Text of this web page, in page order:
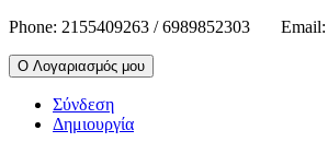
Phone: 2155409263 / 6989852303 Email:
Ο Λογαριασμός μου
Σύνδεση
Δημιουργία